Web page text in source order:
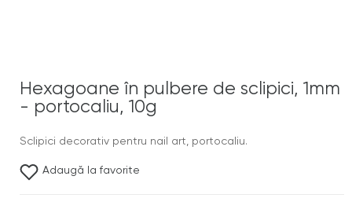
Hexagoane în pulbere de sclipici, 1mm
- portocaliu, 10g
Sclipici decorativ pentru nail art, portocaliu.
Adaugă la favorite